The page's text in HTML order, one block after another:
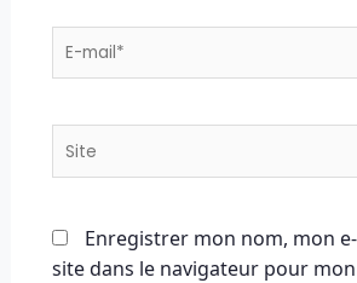
E-
Site
Enregistrer mon nom, mon
site dans le navigateur pour